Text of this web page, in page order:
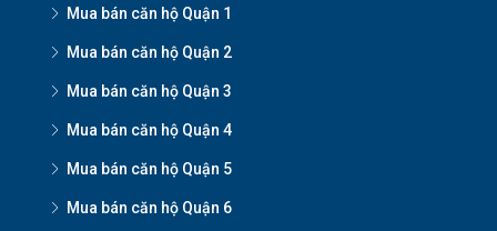
Mua bán căn hộ Quận 1
Mua bán căn hộ Quận 2
Mua bán căn hộ Quận 3
Mua bán căn hộ Quận 4
Mua bán căn hộ Quận 5
Mua bán căn hộ Quận 6